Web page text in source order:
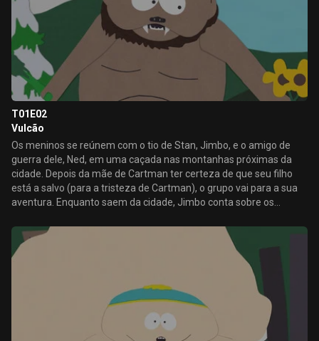
T01E02
Vulcão
Os meninos se reúnem com o tio de Stan, Jimbo, e o amigo de
guerra dele, Ned, em uma caçada nas montanhas próximas da
cidade. Depois da mãe de Cartman ter certeza de que seu filho
está a salvo (para a tristeza de Cartman), o grupo vai para a sua
aventura. Enquanto saem da cidade, Jimbo conta sobre os